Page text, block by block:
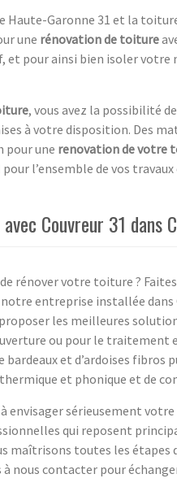
Haute-Garonne 31 et la
une rénovation de toiture
et pour ainsi bien isoler
, vous avez la possibilité
à votre disposition. Des
pour une renovation de votre
l’ensemble de vos
Couvreur 31 dans
rénover votre toiture ?
entreprise installée
les meilleures
ou pour le traitement
et d’ardoises fibros
et phonique et de
à envisager sérieusement
qui reposent
maîtrisons toutes les
nous contacter pour